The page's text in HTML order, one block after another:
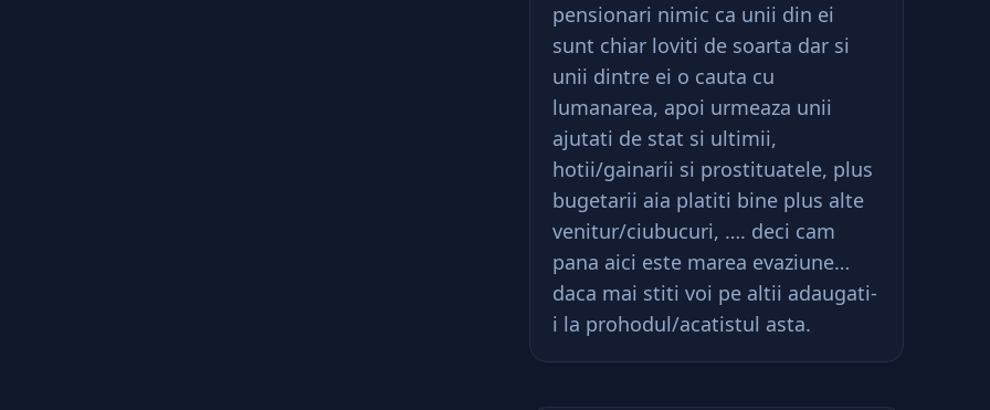
pensionari nimic ca unii din ei
sunt chiar loviti de soarta dar si
unii dintre ei o cauta cu
lumanarea, apoi urmeaza unii
ajutati de stat si ultimii,
hotii/gainarii si prostituatele, plus
bugetarii aia platiti bine plus alte
venitur/ciubucuri, …. deci cam
pana aici este marea evaziune…
daca mai stiti voi pe altii adaugati-
i la prohodul/acatistul asta.